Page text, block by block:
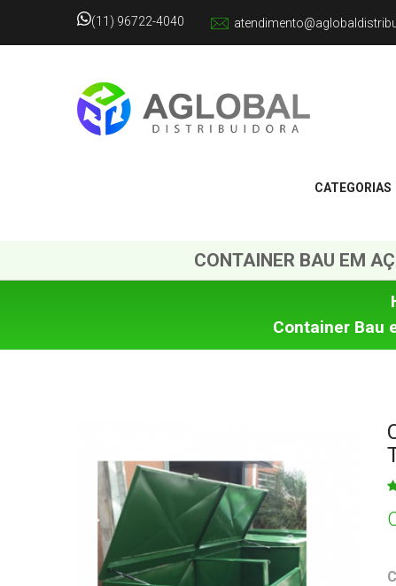
(11) 96722-4040
CATEGORIAS
CONTAINER BAU EM
Container Bau